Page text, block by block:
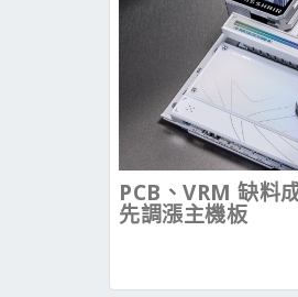
PCB、VRM 缺料
先調漲主機板